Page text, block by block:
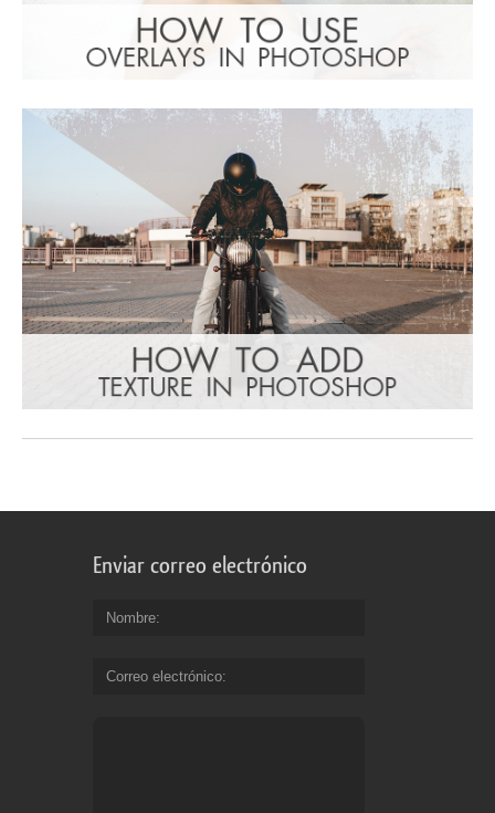
Enviar correo electrónico
Nombre
Correo electrónico